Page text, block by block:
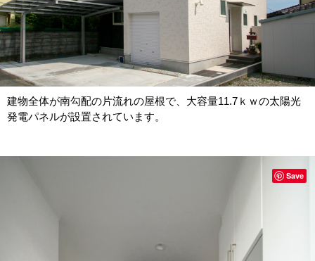
建物全体が南勾配の片流れの屋根で、大容量11.7ｋｗの太陽光
発電パネルが設置されています。
Save